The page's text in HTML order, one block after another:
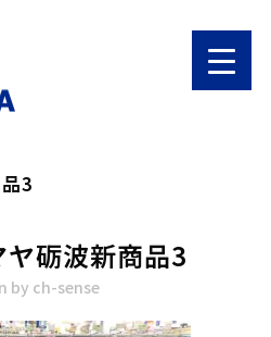
3
ヤ砺波新商品3
by ch-sense